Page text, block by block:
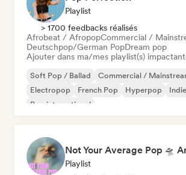
Playlist
> 1700 feedbacks réalisés
Afrobeat / AfropopCommercial /
Deutschpop/German PopDream pop
Ajouter dans ma/mes playlist(s)
Soft Pop / Ballad Commercial /
Electropop
French Pop Hyperpop
Pop international
Playlist